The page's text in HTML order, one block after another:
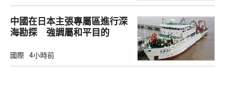
中國在日本主張專屬區進行深
海勘探 強調屬和平目的
國際 4小時前